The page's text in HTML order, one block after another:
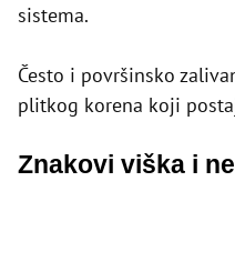
sistema.
Često i površinsko
plitkog korena koji
Znakovi viška i